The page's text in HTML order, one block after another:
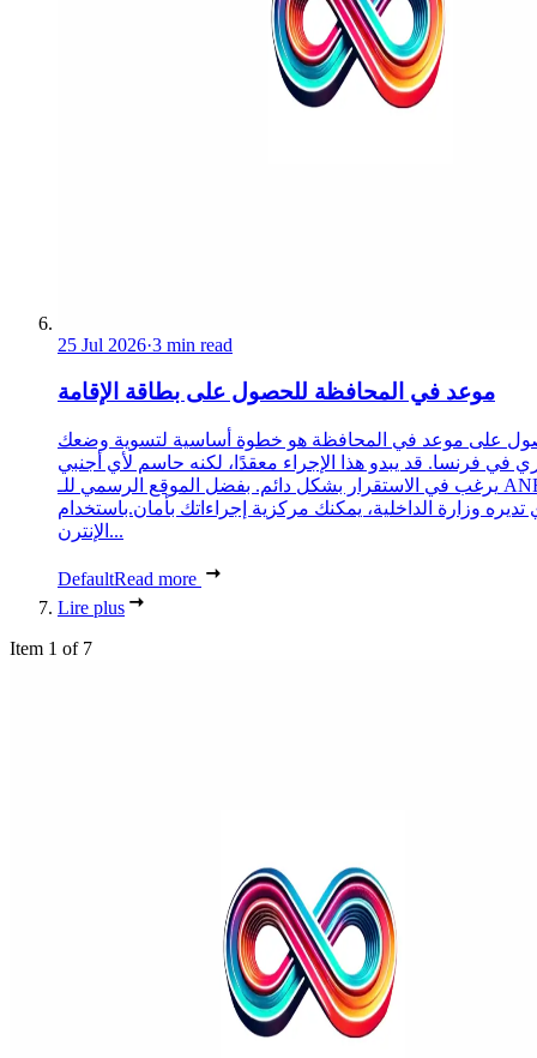
25 Jul 2026·3 min read
موعد في المحافظة للحصول على بطاقة الإقامة
على موعد في المحافظة هو خطوة أساسية لتسوية وضعك
في فرنسا. قد يبدو هذا الإجراء معقدًا، لكنه حاسم لأي أجنبي
يرغب في الاستقرار بشكل دائم. بفضل الموقع الرسمي للـ ANEF،
تديره وزارة الداخلية، يمكنك مركزية إجراءاتك بأمان.باستخدام
الإنترن...
DefaultRead more
Lire plus
Item 1 of 7